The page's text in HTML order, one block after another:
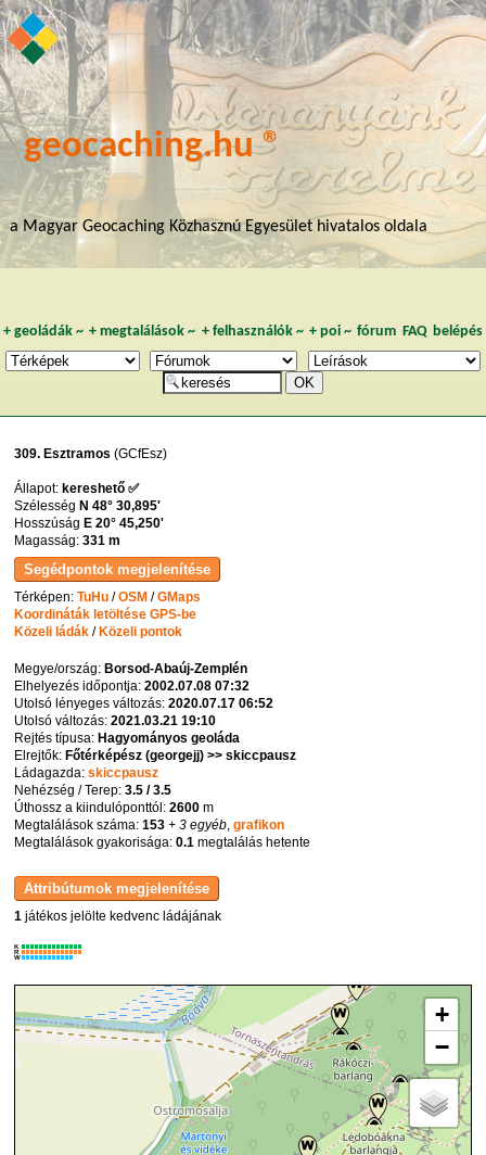
geocaching.hu ®
a Magyar Geocaching Közhasznú Egyesület hivatalos oldala
+ geoládák~ +megtalálások ~ + felhasználók~ + poi~ fórum FAQ belépés
309. Esztramos (GCfEsz)
Állapot: kereshető ✅
Szélesség N 48° 30,895'
Hosszúság E 20° 45,250'
Magasság:331 m
Térképen:TuHu /OSM /GMaps
Koordináták letöltése GPS-be
Közeli ládák /Közeli pontok
Megye/ország:Borsod-Abaúj-Zemplén
Elhelyezés időpontja:2002.07.08 07:32
Utolsó lényeges változás:2020.07.17 06:52
Utolsó változás:2021.03.21 19:10
Rejtés típusa:Hagyományos geoláda
Elrejtők:Főtérképész (georgejj) >> skiccpausz
Ládagazda:skiccpausz
Nehézség / Terep:3.5 / 3.5
Úthossz a kiindulóponttól:2600 m
Megtalálások száma:153 + 3 egyéb ,grafikon
Megtalálások gyakorisága:0.1 megtalálás hetente
1 játékos jelölte kedvenc ládájának
K
R
W
+
−